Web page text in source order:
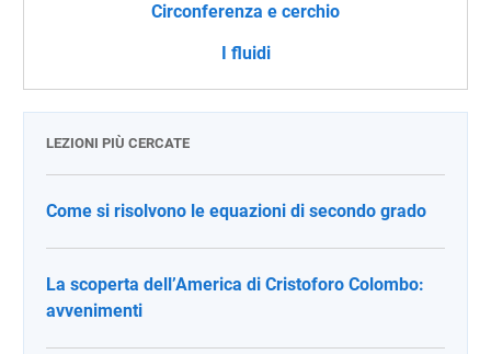
Circonferenza e cerchio
I fluidi
LEZIONI PIÙ CERCATE
Come si risolvono le equazioni di secondo grado
La scoperta dell’America di Cristoforo Colombo:
avvenimenti